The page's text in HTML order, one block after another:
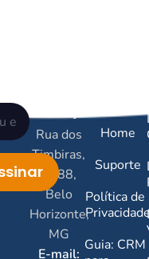
Endereço:
Rua dos
Timbiras,
2788,
Belo
Horizonte,
MG
E-mail:
Úteis
Home
Suporte
Política de
Guia: CRM